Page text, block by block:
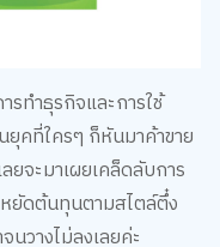
ะมาเผยเคล็ดลับการ
ยัดต้นทุนตามสไตล์ตึ๋ง
วางไม่ลงเลยค่ะ